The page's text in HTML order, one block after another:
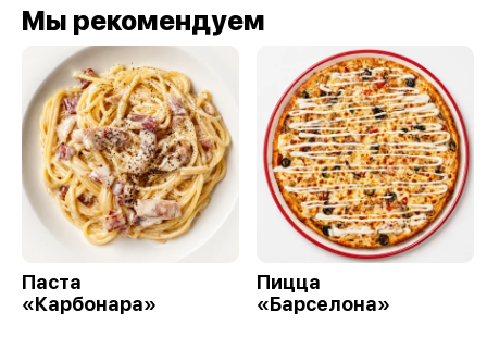
Мы рекомендуем
Паста
«Карбонара»
Пицца
«Барселона»